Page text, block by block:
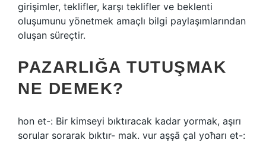
girişimler, teklifler, karşı teklifler ve beklenti
oluşumunu yönetmek amaçlı bilgi paylaşımlarından
oluşan süreçtir.
PAZARLIĞA TUTUŞMAK
NE DEMEK?
hon et-: Bir kimseyi bıktıracak kadar yormak, aşırı
sorular sorarak bıktır- mak. vur aşşā çal yoħarı et-: